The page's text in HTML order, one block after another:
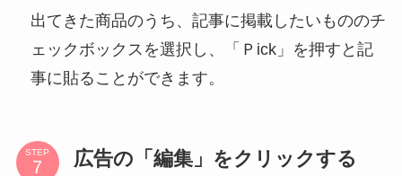
出てきた商品のうち、記事に掲載したいもののチ
ェックボックスを選択し、「Ｐick」を押すと記
事に貼ることができます。
STEP
広告の「編集」をクリックする